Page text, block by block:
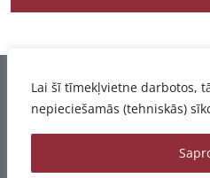
Lai šī tīmekļvietne darbotos,
nepieciešamās (tehniskās)
Informācija pēdējo reizi
© 2026 - Pētījumu un publikāciju